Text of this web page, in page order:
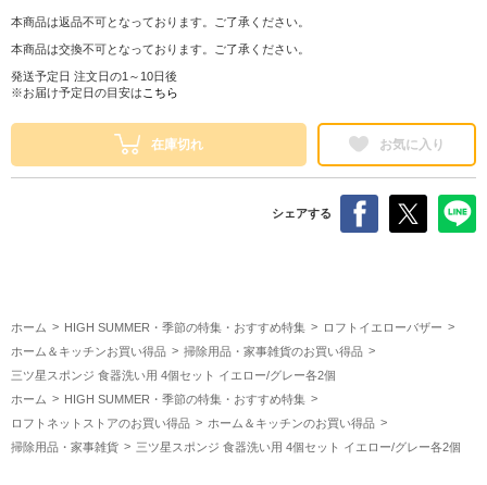
本商品は返品不可となっております。ご了承ください。
本商品は交換不可となっております。ご了承ください。
発送予定日 注文日の1～10日後
※お届け予定日の目安は こちら
在庫切れ お気に入り
シェアする
ホーム HIGH SUMMER・季節の特集・おすすめ特集
ロフトイエローバザー
ホーム＆キッチンお買い得品
掃除用品・家事雑貨のお買い得品
三ツ星スポンジ 食器洗い用 4個セット イエロー/グレー各2個
ホーム
HIGH SUMMER・季節の特集・おすすめ特集
ロフトネットストアのお買い得品
ホーム＆キッチンのお買い得品
掃除用品・家事雑貨
三ツ星スポンジ 食器洗い用 4個セット イエロー/グレー各2個